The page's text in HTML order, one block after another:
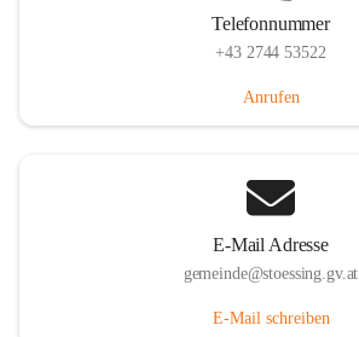
Telefonnummer
+43 2744 53522
Anrufen
E-Mail Adresse
gemeinde@stoessing.gv.at
E-Mail schreiben